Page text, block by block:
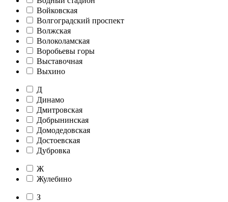
Войковская
Волгоградский проспект
Волжская
Волоколамская
Воробьевы горы
Выставочная
Выхино
Д
Динамо
Дмитровская
Добрынинская
Домодедовская
Достоевская
Дубровка
Ж
Жулебино
З